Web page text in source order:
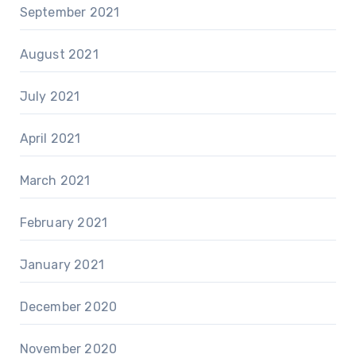
September 2021
August 2021
July 2021
April 2021
March 2021
February 2021
January 2021
December 2020
November 2020